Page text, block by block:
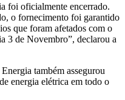
foi oficialmente encerrado.
o fornecimento foi garantido
que foram afetados com o
3 de Novembro”, declarou a
também assegurou
energia elétrica em todo o